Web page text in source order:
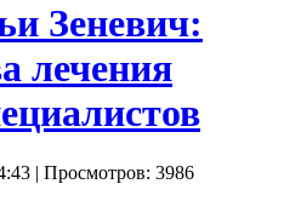
Зеневич:
лечения
| Просмотров: 3986